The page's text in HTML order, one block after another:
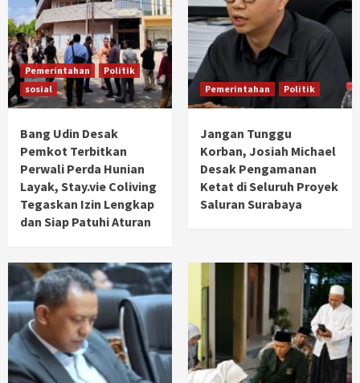
Pemerintahan
Politik
sosial
Bang Udin Desak
Pemkot Terbitkan
Perwali Perda Hunian
Layak, Stay.vie Coliving
Tegaskan Izin Lengkap
dan Siap Patuhi Aturan
Pemerintahan Politik
Jangan Tunggu
Korban, Josiah Michael
Desak Pengamanan
Ketat di Seluruh Proyek
Saluran Surabaya